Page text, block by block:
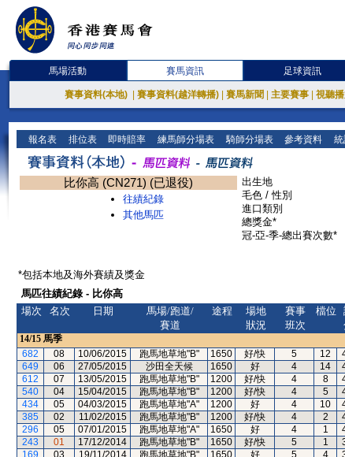
馬場活動 賽馬資訊 足球資訊
賽事資料(本地) 賽事資料(越洋轉播) 賽馬新聞 主要賽事 視聽
報名表 排位表 即時賠率 練馬師分場表 騎師分場表 參考資料
比你高 (CN271) (已退役)
往績紀錄
其他馬匹
出生地
毛色 / 性別
進口類別
總獎金*
冠-亞-季-總出賽次數*
*包括本地及海外賽績及獎金
馬匹往績紀錄 - 比你高
場次
名次 日期
馬場/跑道/
賽道
途程
場地
狀況
賽事
班次
檔位
14/15 馬季
682
08 10/06/2015 跑馬地草地"B" 1650 好/快 5 12
649
06 27/05/2015 沙田全天候 1650 好 4 14
612
07 13/05/2015 跑馬地草地"B" 1200 好/快 4 8
540
04 15/04/2015 跑馬地草地"B" 1200 好/快 4 5
434
05 04/03/2015 跑馬地草地"A" 1200 好 4 10
385
02 11/02/2015 跑馬地草地"B" 1200 好/快 4 2
296
05 07/01/2015 跑馬地草地"A" 1650 好 4 1
243
01 17/12/2014 跑馬地草地"B" 1650 好/快 5 1
169
03 19/11/2014 跑馬地草地"B" 1650 好 5 4